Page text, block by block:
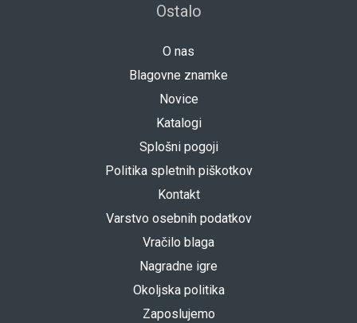
Ostalo
O nas
Blagovne znamke
Novice
Katalogi
Splošni pogoji
Politika spletnih piškotkov
Kontakt
Varstvo osebnih podatkov
Vračilo blaga
Nagradne igre
Okoljska politika
Zaposlujemo